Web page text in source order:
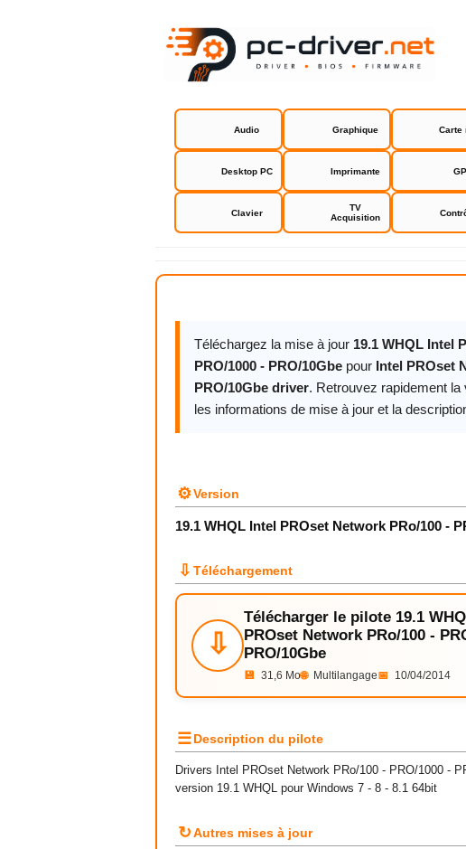
Audio Graphique Carte
Desktop PC Imprimante
Clavier
TV
Acquisition
Intel PROset
Téléchargez la mise à jour 19.1 WHQL Intel
PRO/1000 - PRO/10Gbe pour Intel PROset
PRO/10Gbe driver. Retrouvez rapidement
les informations de mise à jour et la
⚙Version
19.1 WHQL Intel PROset Network PRo/100 -
⇩ Téléchargement
⇩
Télécharger le pilote 19.1
PROset Network PRo/100 -
PRO/10Gbe
💾 31,6 Mo🌐 Multilangage📅 10/04/2014
☰Description du pilote
Drivers Intel PROset Network PRo/100 - PRO/1000 -
version 19.1 WHQL pour Windows 7 - 8 - 8.1 64bit
↻Autres mises à jour